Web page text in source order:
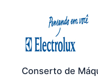
Conserto de